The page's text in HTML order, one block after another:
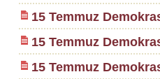
15 Temmuz
15 Temmuz
15 Temmuz